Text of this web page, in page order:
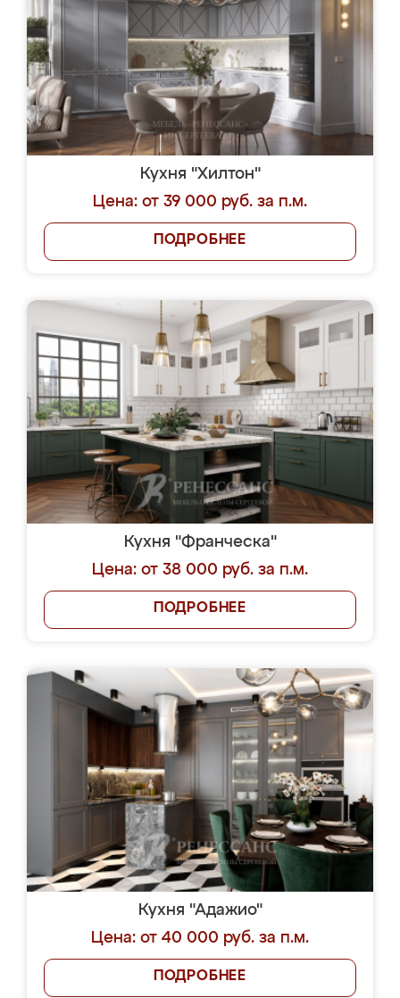
Кухня "Хилтон"
Цена: от 39 000 руб. за п.м.
ПОДРОБНЕЕ
Кухня "Франческа"
Цена: от 38 000 руб. за п.м.
ПОДРОБНЕЕ
Кухня "Адажио"
Цена: от 40 000 руб. за п.м.
ПОДРОБНЕЕ